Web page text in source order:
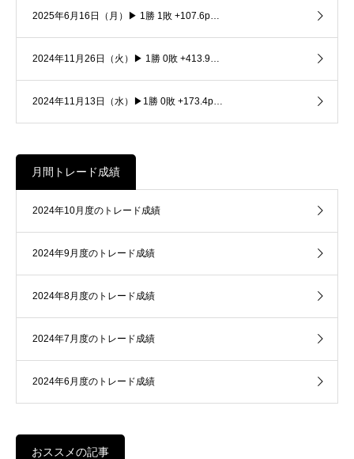
2025年6月16日（月）▶ 1勝 1敗 +107.6p…
2024年11月26日（火）▶ 1勝 0敗 +413.9…
2024年11月13日（水）▶1勝 0敗 +173.4p…
月間トレード成績
2024年10月度のトレード成績
2024年9月度のトレード成績
2024年8月度のトレード成績
2024年7月度のトレード成績
2024年6月度のトレード成績
おススメの記事